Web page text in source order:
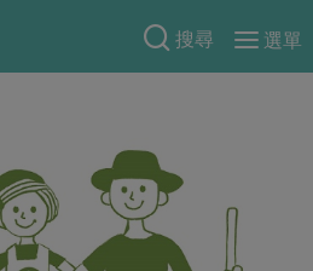
搜尋
選單
當令水果
蕈菇類